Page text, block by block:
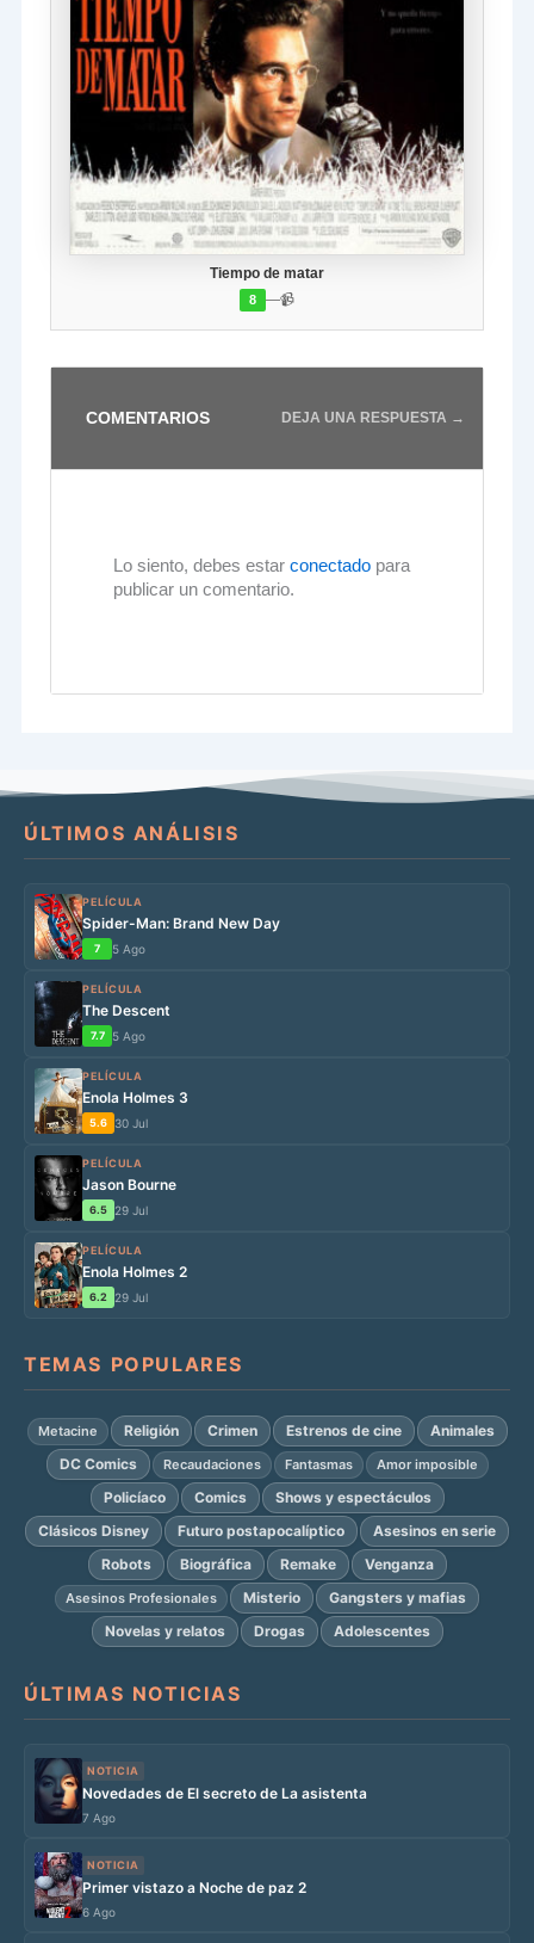
Tiempo de matar
8 —📹
COMENTARIOS DEJA UNA RESPUESTA →
Lo siento, debes estar conectadopara
publicar un comentario.
ÚLTIMOS ANÁLISIS
PELÍCULA
Spider-Man: Brand New Day
7 5 Ago
PELÍCULA
The Descent
7.7 5 Ago
PELÍCULA
Enola Holmes 3
5.6 30 Jul
PELÍCULA
Jason Bourne
6.5 29 Jul
PELÍCULA
Enola Holmes 2
6.2 29 Jul
TEMAS POPULARES
Metacine Religión Crimen Estrenos de cine
Animales
DC Comics
Recaudaciones Fantasmas Amor imposible
Policíaco Comics
Shows y espectáculos
Clásicos Disney
Futuro postapocalíptico
Asesinos en serie
Robots
Biográfica Remake Venganza
Asesinos Profesionales Misterio
Gangsters y mafias
Novelas y relatos
Drogas Adolescentes
ÚLTIMAS NOTICIAS
NOTICIA
Novedades de El secreto de La asistenta
7 Ago
NOTICIA
Primer vistazo a Noche de paz 2
6 Ago